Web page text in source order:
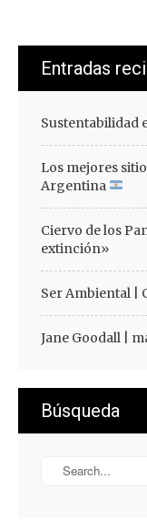
Entradas
Sustentabilidad
Los mejores
Argentina
Ciervo de los
extinción»
Ser Ambiental |
Jane Goodall |
Búsqueda